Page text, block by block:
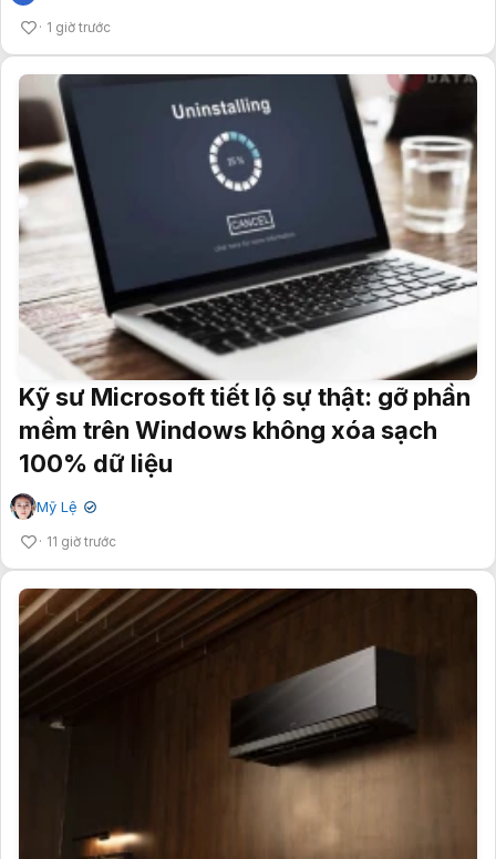
1 giờ trước
Kỹ sư Microsoft tiết lộ sự thật: gỡ phần
mềm trên Windows không xóa sạch
100% dữ liệu
Mỹ Lệ ✔
11 giờ trước